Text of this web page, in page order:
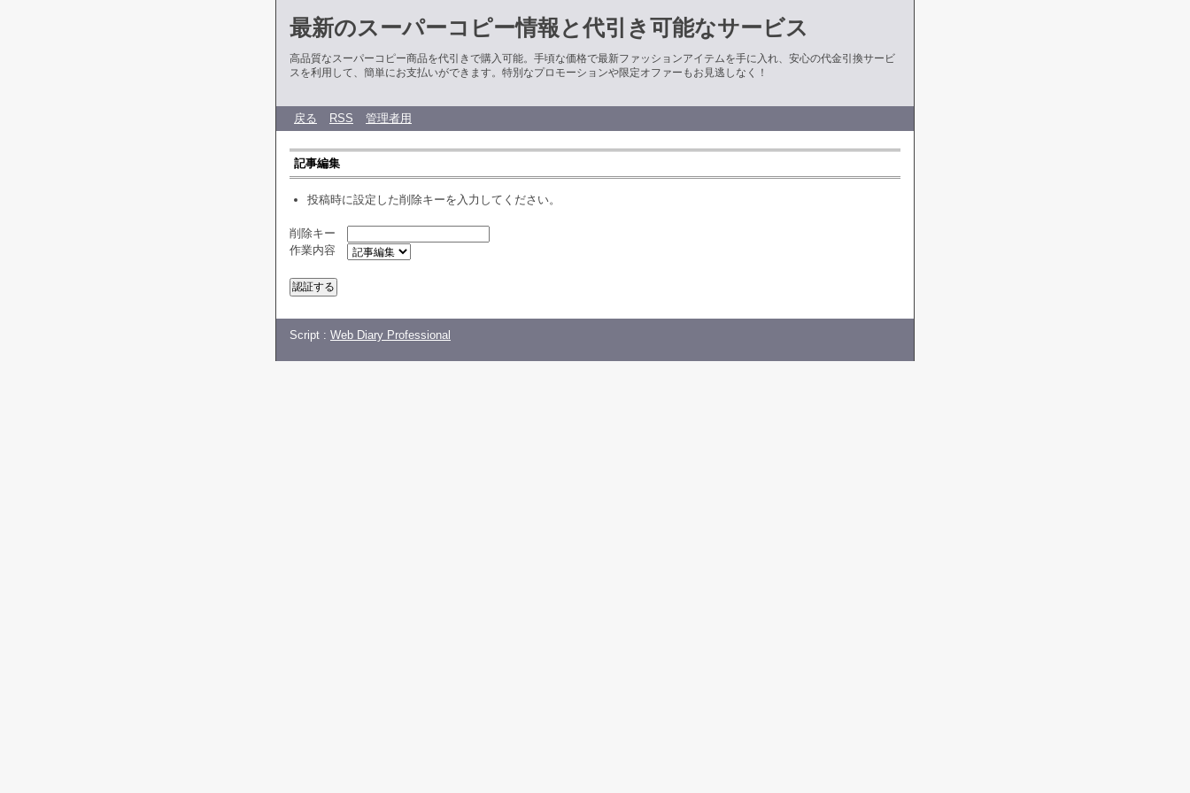
最新のスーパーコピー情報と代引き可能なサービス
高品質なスーパーコピー商品を代引きで購入可能。手頃な価格で最新ファッションアイテムを手に入れ、安心の代金引換サービ
スを利用して、簡単にお支払いができます。特別なプロモーションや限定オファーもお見逃しなく！
戻る RSS 管理者用
記事編集
投稿時に設定した削除キーを入力してください。
削除キー
作業内容
Script : Web Diary Professional